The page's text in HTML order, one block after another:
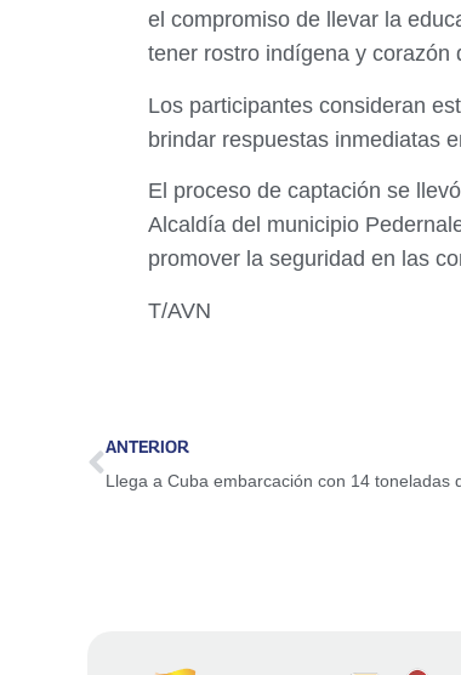
el compromiso de llevar la
tener rostro indígena y corazón
Los participantes consideran
brindar respuestas inmediatas
El proceso de captación se
Alcaldía del municipio
promover la seguridad en las
T/AVN
ANTERIOR
Llega a Cuba embarcación con 14 toneladas